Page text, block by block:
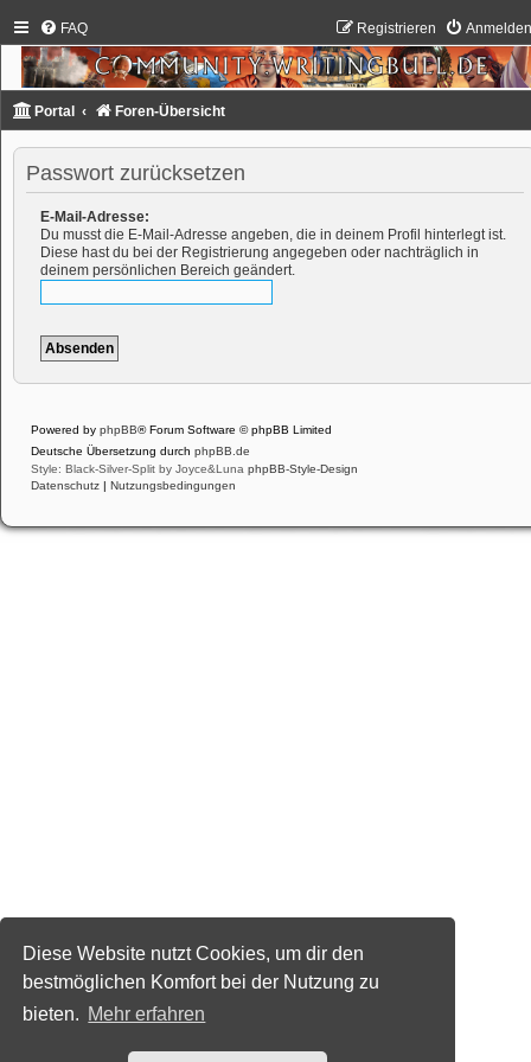
Diese Website nutzt Cookies, um dir den
bestmöglichen Komfort bei der Nutzung zu
bieten. Mehr erfahren
FAQ Registrieren
Portal Foren-Übersicht
Passwort zurücksetzen
E-Mail-Adresse:
Du musst die E-Mail-Adresse angeben, die in deinem Profil hinterlegt ist.
Diese hast du bei der Registrierung angegeben oder nachträglich in
deinem persönlichen Bereich geändert.
Powered by phpBB® Forum Software © phpBB Limited
Deutsche Übersetzung durch phpBB.de
Style: Black-Silver-Split by Joyce&Luna phpBB-Style-Design
Datenschutz | Nutzungsbedingungen